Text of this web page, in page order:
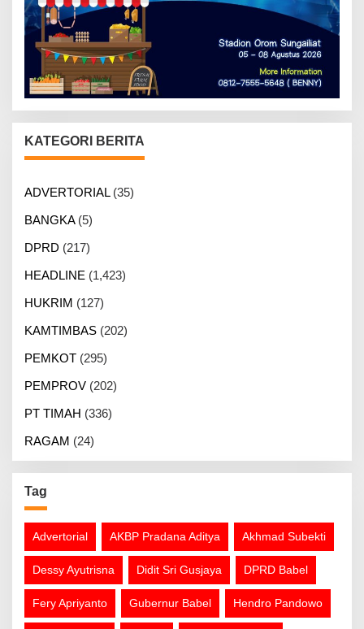
KATEGORI BERITA
ADVERTORIAL(35)
BANGKA(5)
DPRD (217)
HEADLINE (1,423)
HUKRIM (127)
KAMTIMBAS (202)
PEMKOT (295)
PEMPROV (202)
PT TIMAH (336)
RAGAM (24)
Tag
Advertorial AKBP Pradana Aditya Akhmad Subekti
Dessy Ayutrisna Didit Sri Gusjaya DPRD Babel
Fery Apriyanto Gubernur Babel Hendro Pandowo